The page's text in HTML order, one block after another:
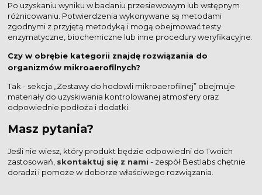
Po uzyskaniu wyniku w badaniu przesiewowym lub wstępnym
różnicowaniu. Potwierdzenia wykonywane są metodami
zgodnymi z przyjętą metodyką i mogą obejmować testy
enzymatyczne, biochemiczne lub inne procedury weryfikacyjne.
Czy w obrębie kategorii znajdę rozwiązania do
organizmów mikroaerofilnych?
Tak - sekcja „Zestawy do hodowli mikroaerofilnej” obejmuje
materiały do uzyskiwania kontrolowanej atmosfery oraz
odpowiednie podłoża i dodatki.
Masz pytania?
Jeśli nie wiesz, który produkt będzie odpowiedni do Twoich
zastosowań, skontaktuj się z nami - zespół Bestlabs chętnie
doradzi i pomoże w doborze właściwego rozwiązania.